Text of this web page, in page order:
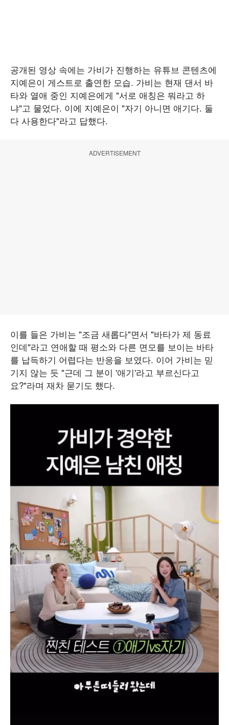
공개된 영상 속에는 가비가 진행하는 유튜브 콘텐츠에
지예은이 게스트로 출연한 모습. 가비는 현재 댄서 바
타와 열애 중인 지예은에게 "서로 애칭은 뭐라고 하
냐"고 물었다. 이에 지예은이 "자기 아니면 애기다. 둘
다 사용한다"라고 답했다.
ADVERTISEMENT
이를 들은 가비는 "조금 새롭다"면서 "바타가 제 동료
인데"라고 연애할 때 평소와 다른 면모를 보이는 바타
를 납득하기 어렵다는 반응을 보였다. 이어 가비는 믿
기지 않는 듯 "근데 그 분이 '애기'라고 부르신다고
요?"라며 재차 묻기도 했다.